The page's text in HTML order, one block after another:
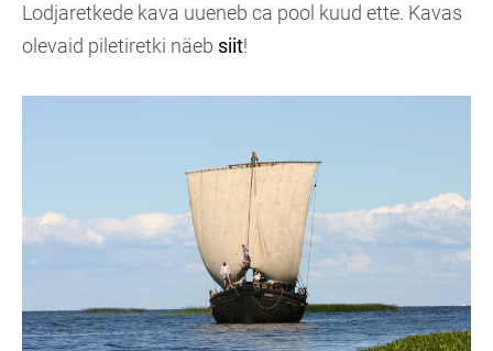
Lodjaretkede kava uueneb ca pool kuud ette. Kavas
olevaid piletiretki näeb siit!